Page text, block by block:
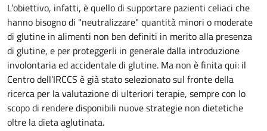
L’obiettivo, infatti, è quello di supportare pazienti celiaci che
hanno bisogno di "neutralizzare" quantità minori o moderate
di glutine in alimenti non ben definiti in merito alla presenza
di glutine, e per proteggerli in generale dalla introduzione
involontaria ed accidentale di glutine. Ma non è finita qui: il
Centro dell’IRCCS è già stato selezionato sul fronte della
ricerca per la valutazione di ulteriori terapie, sempre con lo
scopo di rendere disponibili nuove strategie non dietetiche
oltre la dieta aglutinata.